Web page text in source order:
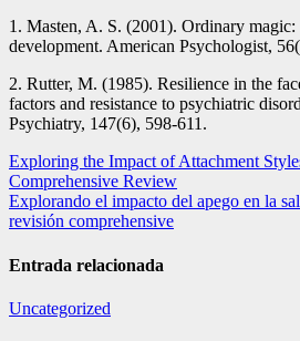
1. Masten, A. S. (2001). Ordinary magic:
development. American Psychologist,
2. Rutter, M. (1985). Resilience in the
factors and resistance to psychiatric
Psychiatry, 147(6), 598-611.
Navegación
de
entradas
Exploring the Impact of Attachment
Comprehensive Review
Explorando el impacto del apego en la
revisión comprehensive
Entrada relacionada
Uncategorized